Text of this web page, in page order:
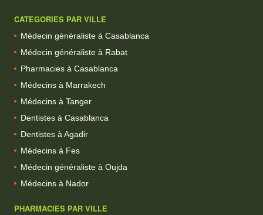
CATEGORIES PAR VILLE
Médecin généraliste à Casablanca
Médecin généraliste à Rabat
Pharmacies à Casablanca
Médecins à Marrakech
Médecins à Tanger
Dentistes à Casablanca
Dentistes à Agadir
Médecins à Fes
Médecin généraliste à Oujda
Médecins à Nador
PHARMACIES PAR VILLE